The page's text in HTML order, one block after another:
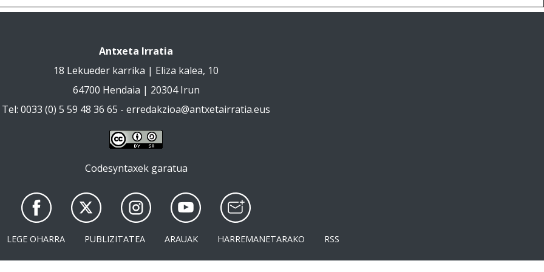
Antxeta Irratia
18 Lekueder karrika | Eliza kalea, 10
64700 Hendaia | 20304 Irun
Tel: 0033 (0) 5 59 48 36 65 - erredakzioa@antxetairratia.eus
Codesyntaxek garatua
LEGE OHARRA PUBLIZITATEA ARAUAK HARREMANETARAKO RSS